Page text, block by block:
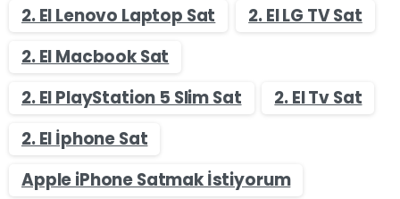
2. El Lenovo Laptop Sat
2. El LG TV Sat
2. El Macbook Sat
2. El PlayStation 5 Slim Sat
2. El Tv Sat
2. El İphone Sat
Apple iPhone Satmak İstiyorum